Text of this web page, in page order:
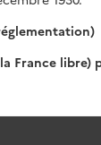
(du délégué de la France